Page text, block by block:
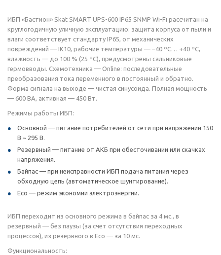
ИБП «Бастион» Skat SMART UPS-600 IP65 SNMP Wi-Fi рассчитан на
круглогодичную уличную эксплуатацию: защита корпуса от пыли и
влаги соответствует стандарту IP65, от механических
повреждений — IK10, рабочие температуры — –40 ºС… +40 ºC,
влажность — до 100 % (25 ºС), предусмотрены сальниковые
гермовводы. Схемотехника — Online: последовательные
преобразования тока переменного в постоянный и обратно.
Форма сигнала на выходе — чистая синусоида. Полная мощность
— 600 ВА, активная — 450 Вт.
Режимы работы ИБП:
Основной — питание потребителей от сети при напряжении 150
В ~ 295 В.
Резервный — питание от АКБ при обесточивании или скачках
напряжения.
Байпас — при неисправности ИБП подача питания через
обходную цепь (автоматическое шунтирование).
Eco — режим экономии электроэнергии.
ИБП переходит из основного режима в байпас за 4 мс., в
резервный — без паузы (за счет отсутствия переходных
процессов), из резервного в Eco — за 10 мс.
Функциональность: